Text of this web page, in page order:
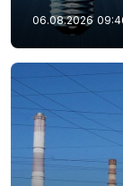
06.08.2026